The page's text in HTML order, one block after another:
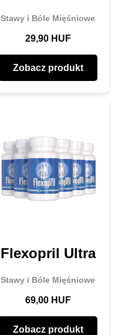
Stawy i Bóle Mięśniowe
29,90 HUF
Zobacz produkt
Flexopril Ultra
Stawy i Bóle Mięśniowe
69,00 HUF
Zobacz produkt